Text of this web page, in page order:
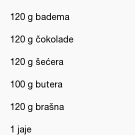
120 g badema
120 g čokolade
120 g šećera
100 g butera
120 g brašna
1 jaje